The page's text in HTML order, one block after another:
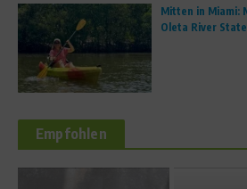
Mitten in Miami:
Oleta River
Empfohlen